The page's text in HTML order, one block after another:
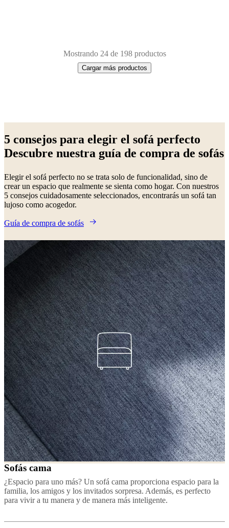
Mostrando 24 de 198 productos
Cargar más productos
page
oscuroGris
claroTelaDe
metal
5 consejos para elegir el sofá perfecto
Descubre nuestra guía de compra de sofás
Elegir el sofá perfecto no se trata solo de funcionalidad, sino de
crear un espacio que realmente se sienta como hogar. Con nuestros
5 consejos cuidadosamente seleccionados, encontrarás un sofá tan
lujoso como acogedor.
Guía de compra de sofás
Sofás cama
¿Espacio para uno más? Un sofá cama proporciona espacio para la
familia, los amigos y los invitados sorpresa. Además, es perfecto
para vivir a tu manera y de manera más inteligente.